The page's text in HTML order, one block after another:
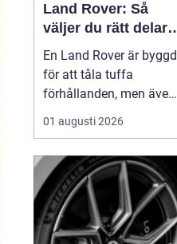
Land Rover: Så
väljer du rätt delar
för lång livslängd
och trygg körning
En Land Rover är byggd
för att tåla tuffa
förhållanden, men även
den mest robusta bil
slits med tiden. När
drivlina börjar ge sig
avgör valet av delar hur
bilen kommer att fu...
01 augusti 2026